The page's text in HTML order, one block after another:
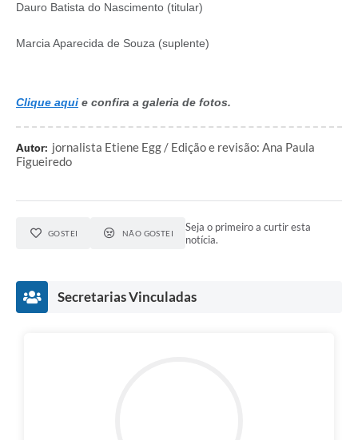
Dauro Batista do Nascimento (titular)
Marcia Aparecida de Souza (suplente)
Clique aqui e confira a galeria de fotos.
Autor: jornalista Etiene Egg / Edição e revisão: Ana Paula
Figueiredo
GOSTEI NÃO GOSTEI
Seja o primeiro a curtir esta
notícia.
Secretarias Vinculadas